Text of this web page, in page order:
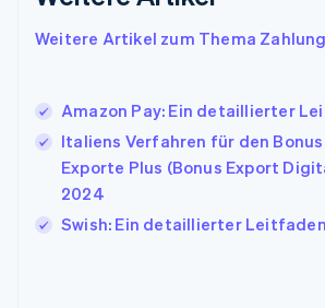
Weitere Artikel zum Thema
Amazon Pay: Ein detaillierter
Italiens Verfahren für den
Exporte Plus (Bonus Export
2024
Swish: Ein detaillierter Leitfaden
Italiano English
Japan
日本語 English
Kroatien
EnglishItaliano
Lettland
English
Liechtenstein
DeutschEnglish